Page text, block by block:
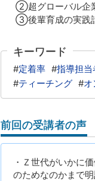
②超グローバル企
③後輩育成の実践
キーワード
#定着率 #指導担当
#ティーチング #オ
前回の受講者の声
・Ｚ世代がいかに
のためなのかまで